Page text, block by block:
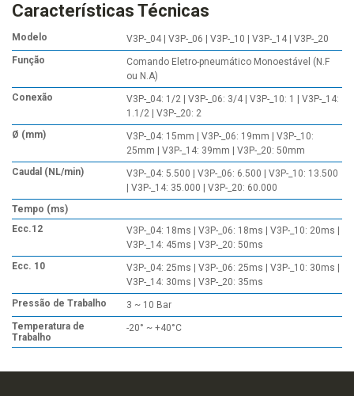
Características Técnicas
Modelo
V3P-_04 | V3P-_06 | V3P-_10 | V3P-_14 | V3P-_20
Função
Comando Eletro-pneumático Monoestável (N.F
ou N.A)
Conexão
V3P-_04: 1/2 | V3P-_06: 3/4 | V3P-_10: 1 | V3P-_14:
1.1/2 | V3P-_20: 2
Ø (mm)
V3P-_04: 15mm | V3P-_06: 19mm | V3P-_10:
25mm | V3P-_14: 39mm | V3P-_20: 50mm
Caudal (NL/min)
V3P-_04: 5.500 | V3P-_06: 6.500 | V3P-_10: 13.500
| V3P-_14: 35.000 | V3P-_20: 60.000
Tempo (ms)
Ecc.12
V3P-_04: 18ms | V3P-_06: 18ms | V3P-_10: 20ms |
V3P-_14: 45ms | V3P-_20: 50ms
Ecc. 10
V3P-_04: 25ms | V3P-_06: 25ms | V3P-_10: 30ms |
V3P-_14: 30ms | V3P-_20: 35ms
Pressão de Trabalho
3 ~ 10 Bar
Temperatura de
Trabalho
-20° ~ +40°C